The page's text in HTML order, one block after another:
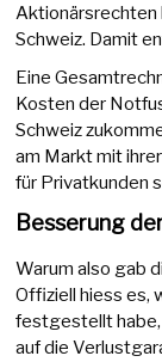
Aktionärsrechten
Schweiz. Damit
Eine
Kosten der
Schweiz
am Markt mit
für Privatkunden
Besserung
Warum also gab
Offiziell hiess es,
festgestellt habe,
auf die